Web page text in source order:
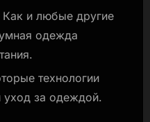
Как и любые другие
одежда
технологии
уход за одеждой.